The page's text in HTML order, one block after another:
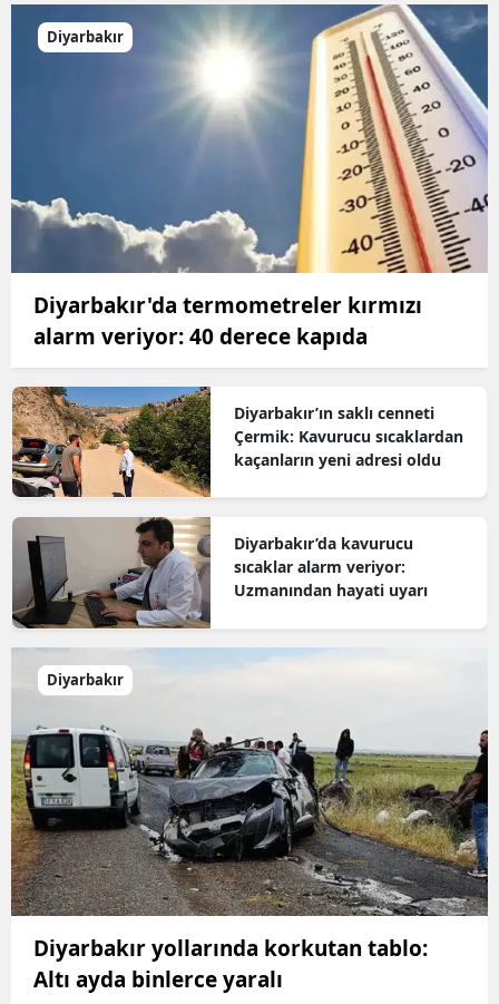
Diyarbakır
Diyarbakır'da termometreler kırmızı
alarm veriyor: 40 derece kapıda
Diyarbakır’ın saklı cenneti
Çermik: Kavurucu sıcaklardan
kaçanların yeni adresi oldu
Diyarbakır’da kavurucu
sıcaklar alarm veriyor:
Uzmanından hayati uyarı
Diyarbakır
Diyarbakır yollarında korkutan tablo:
Altı ayda binlerce yaralı